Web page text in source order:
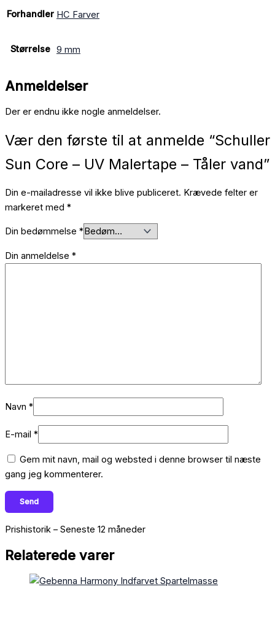
Forhandler HC Farver
Størrelse 9 mm
Anmeldelser
Der er endnu ikke nogle anmeldelser.
Vær den første til at anmelde “Schuller
Sun Core – UV Malertape – Tåler vand”
Din e-mailadresse vil ikke blive publiceret. Krævede felter er
markeret med *
Din bedømmelse *
Din anmeldelse *
Navn *
E-mail *
Gem mit navn, mail og websted i denne browser til næste
gang jeg kommenterer.
Prishistorik – Seneste 12 måneder
Relaterede varer